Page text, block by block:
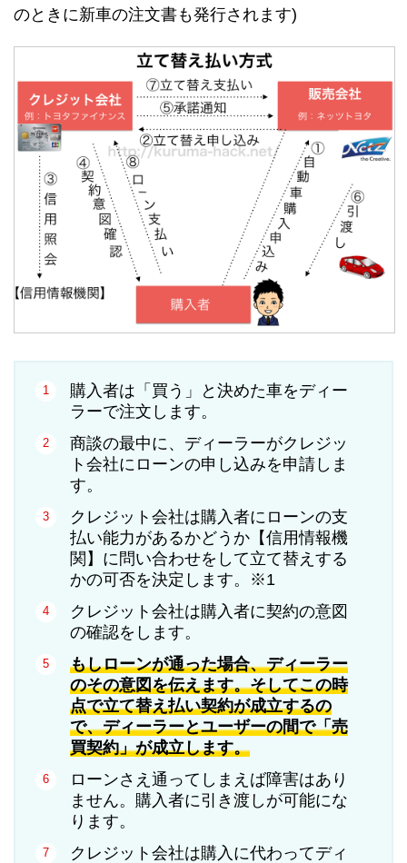
のときに新車の注文書も発行されます)
購入者は「買う」と決めた車をディー
ラーで注文します。
商談の最中に、ディーラーがクレジッ
ト会社にローンの申し込みを申請しま
す。
クレジット会社は購入者にローンの支
払い能力があるかどうか【信用情報機
関】に問い合わせをして立て替えする
かの可否を決定します。※1
クレジット会社は購入者に契約の意図
の確認をします。
もしローンが通った場合、ディーラー
のその意図を伝えます。そしてこの時
点で立て替え払い契約が成立するの
で、ディーラーとユーザーの間で「売
買契約」が成立します。
ローンさえ通ってしまえば障害はあり
ません。購入者に引き渡しが可能にな
ります。
クレジット会社は購入に代わってディ